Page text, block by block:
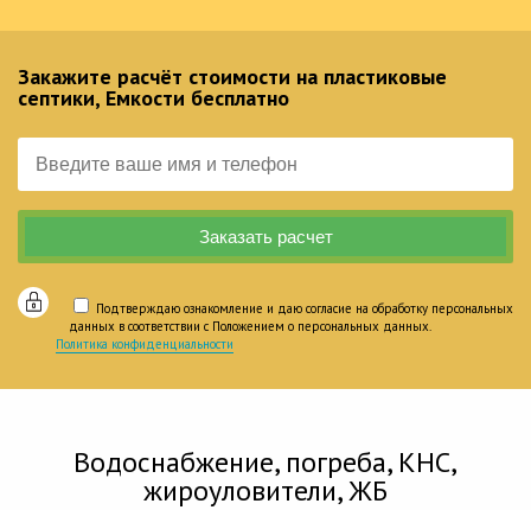
Закажите расчёт стоимости на пластиковые
септики, Емкости бесплатно
Подтверждаю ознакомление и даю согласие на обработку персональных
данных в соответствии с Положением о персональных данных.
Политика конфиденциальности
Водоснабжение, погреба, КНС,
жироуловители, ЖБ